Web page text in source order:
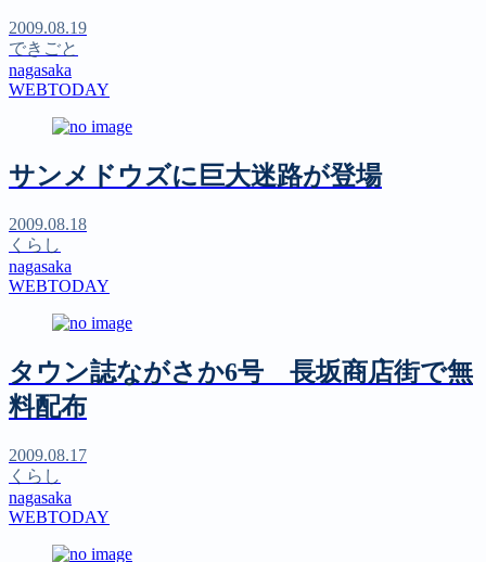
2009.08.19
できごと
nagasaka
WEBTODAY
サンメドウズに巨大迷路が登場
2009.08.18
くらし
nagasaka
WEBTODAY
タウン誌ながさか6号 長坂商店街で無
料配布
2009.08.17
くらし
nagasaka
WEBTODAY